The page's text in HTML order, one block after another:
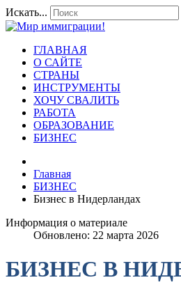
Искать...
ГЛАВНАЯ
О САЙТЕ
СТРАНЫ
ИНСТРУМЕНТЫ
ХОЧУ СВАЛИТЬ
РАБОТА
ОБРАЗОВАНИЕ
БИЗНЕС
Главная
БИЗНЕС
Бизнес в Нидерландах
Информация о материале
Обновлено: 22 марта 2026
БИЗНЕС В